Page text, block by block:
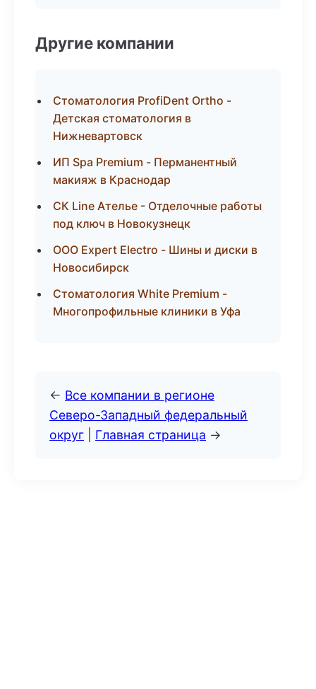
Другие компании
Стоматология ProfiDent Ortho -
Детская стоматология в
Нижневартовск
ИП Spa Premium - Перманентный
макияж в Краснодар
СК Line Ателье - Отделочные работы
под ключ в Новокузнецк
ООО Expert Electro - Шины и диски в
Новосибирск
Стоматология White Premium -
Многопрофильные клиники в Уфа
← Все компании в регионе
Северо-Западный федеральный
округ
Главная страница →